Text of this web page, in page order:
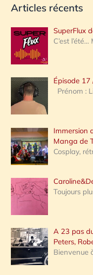
c
e
r
c
h
e
:
Articles récents
SuperFlux
C’est l’été…
Épisode 17
Prénom :
Immersion
Manga de
Cosplay,
Toujours
A 23 pas
Peters,
Bienvenue